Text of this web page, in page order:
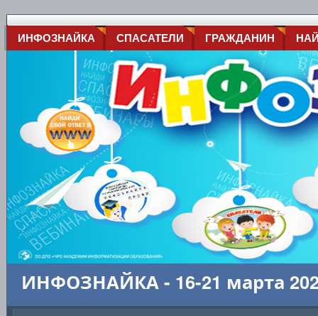
ИНФОЗНАЙКА СПАСАТЕЛИ ГРАЖДАНИН
ИНФОЗНАЙКА - 16-21 марта